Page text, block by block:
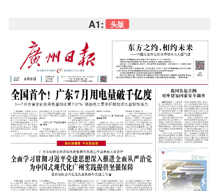
A1: 头版